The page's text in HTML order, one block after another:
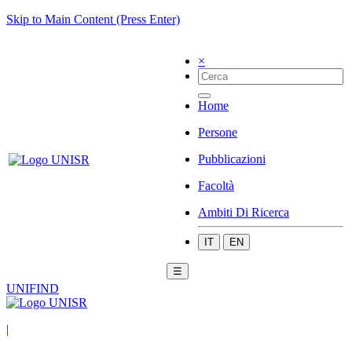
Skip to Main Content (Press Enter)
×
Home
Persone
Pubblicazioni
Facoltà
Ambiti Di Ricerca
IT EN
☰
UNIFIND
|